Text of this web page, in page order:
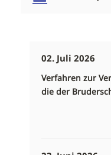
02. Juli 2026
Verfahren zur
die der